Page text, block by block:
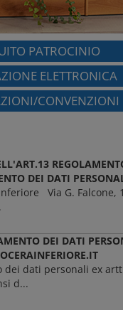
PATROCINIO
ELETTRONICA
CONVENZIONI
DEI DATI
Via G.
DEI DATI
dati personali ex
d...